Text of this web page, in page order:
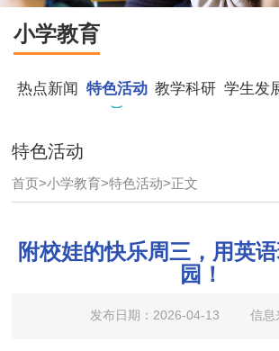
小学教育
热点新闻 特色活动 教学科研 学生发
特色活动
首页>小学教育>特色活动>正文
附校娃的快乐周三，用英
园！
发布日期：2026-04-13 信息